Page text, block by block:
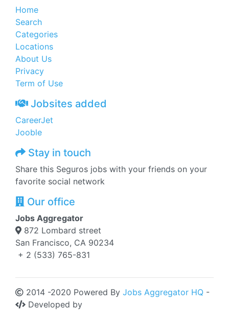
Home
Search
Categories
Locations
About Us
Privacy
Term of Use
Jobsites added
CareerJet
Jooble
Stay in touch
Share this Seguros jobs with your friends on your
favorite social network
Our office
Jobs Aggregator
872 Lombard street
San Francisco, CA 90234
+ 2 (533) 765-831
2014 -2020 Powered By Jobs Aggregator HQ -
Developed by